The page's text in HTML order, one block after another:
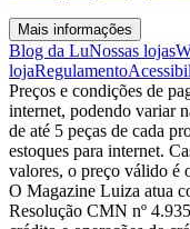
Mais informações
Blog da LuNossas lojas
lojaRegulamento
Preços e condições de
internet, podendo variar
de até 5 peças de cada
estoques para internet.
valores, o preço válido é
O Magazine Luiza atua
Resolução CMN nº